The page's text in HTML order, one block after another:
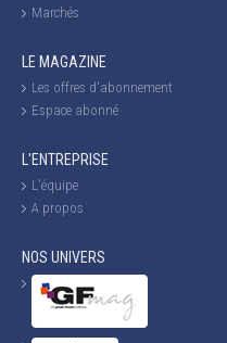
Marchés
LE MAGAZINE
Les offres d'abonnement
Espace abonné
L'ENTREPRISE
L'équipe
A propos
NOS UNIVERS